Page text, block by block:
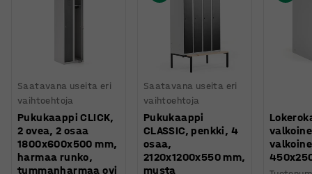
Saatavana useita eri
vaihtoehtoja
Pukukaappi CLICK,
2 ovea, 2 osaa
1800x600x500 mm,
harmaa runko,
tummanharmaa ovi
Saatavana useita eri
vaihtoehtoja
Pukukaappi
CLASSIC, penkki, 4
osaa,
2120x1200x550 mm,
musta